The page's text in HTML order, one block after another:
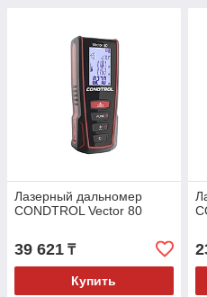
Лазерный дальномер
CONDTROL Vector 80
39 621 ₸
Купить